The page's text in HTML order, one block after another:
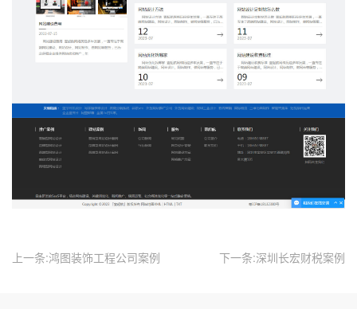
上一条:鸿图装饰工程公司案例 下一条:深圳长宏财税案例